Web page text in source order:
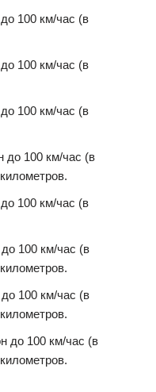
100 км/час (в
100 км/час (в
100 км/час (в
до 100 км/час (в
100 км/час (в
100 км/час (в
100 км/час (в
до 100 км/час (в